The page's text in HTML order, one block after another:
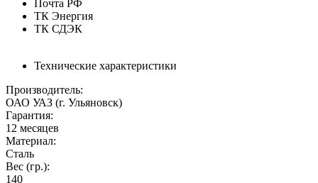
Почта РФ
ТК Энергия
ТК СДЭК
Технические характеристики
Производитель:
ОАО УАЗ (г. Ульяновск)
Гарантия:
12 месяцев
Материал:
Сталь
Вес (гр.):
140